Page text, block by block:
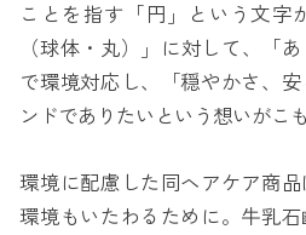
ことを指す「円」という文字
（球体・丸）」に対して、「
で環境対応し、「穏やかさ、
ンドでありたいという想いがこ
環境に配慮した同ヘアケア商
環境もいたわるために。牛乳